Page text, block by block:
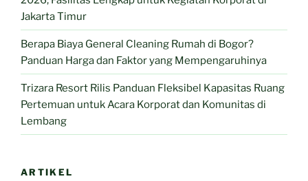
Jakarta Timur
Berapa Biaya General Cleaning Rumah di Bogor?
Panduan Harga dan Faktor yang Mempengaruhinya
Trizara Resort Rilis Panduan Fleksibel Kapasitas Ruang
Pertemuan untuk Acara Korporat dan Komunitas di
Lembang
ARTIKEL